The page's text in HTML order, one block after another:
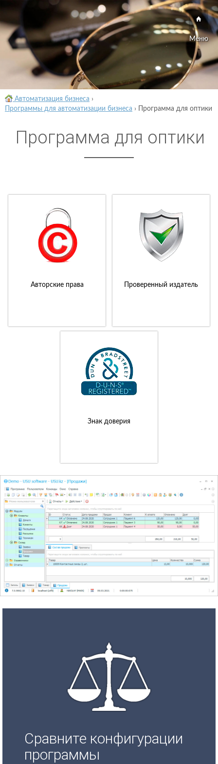
Меню
Автоматизация бизнеса ›
Программы для автоматизации бизнеса › Программа для оптики
Программа для оптики
Авторские права Проверенный издатель
Знак доверия
Сравните конфигурации
программы